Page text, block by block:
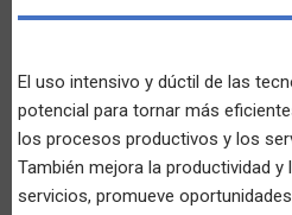
El uso intensivo y dúctil de las
potencial para tornar más
los procesos productivos y los
También mejora la productividad
servicios, promueve